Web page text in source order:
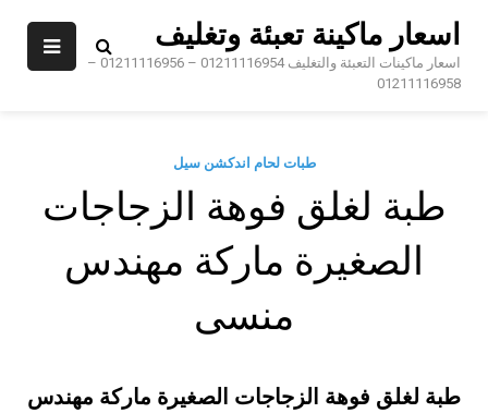
اسعار ماكينة تعبئة وتغليف
اسعار ماكينات التعبئة والتغليف 01211116954 – 01211116956 –
01211116958
طبات لحام اندكشن سيل
طبة لغلق فوهة الزجاجات
الصغيرة ماركة مهندس
منسى
طبة لغلق فوهة الزجاجات الصغيرة ماركة مهندس